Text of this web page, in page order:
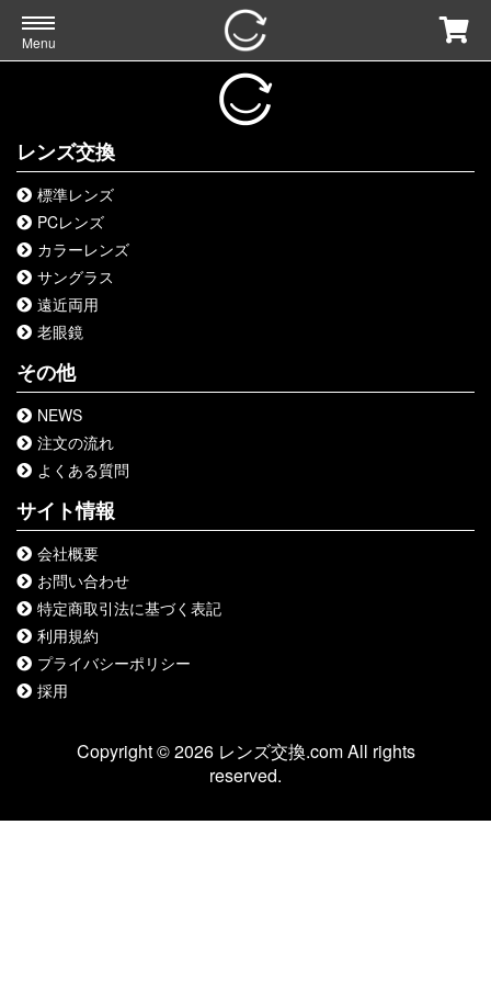
Menu
レンズ交換
標準レンズ
PCレンズ
カラーレンズ
サングラス
遠近両用
老眼鏡
その他
NEWS
注文の流れ
よくある質問
サイト情報
会社概要
お問い合わせ
特定商取引法に基づく表記
利用規約
プライバシーポリシー
採用
Copyright © 2026 レンズ交換.com All rights
reserved.